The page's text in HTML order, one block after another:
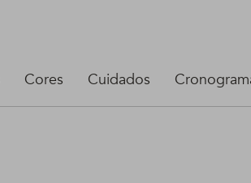
Cores Cuidados